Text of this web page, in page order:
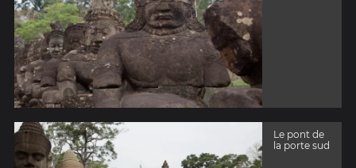
Le pont de
la porte sud